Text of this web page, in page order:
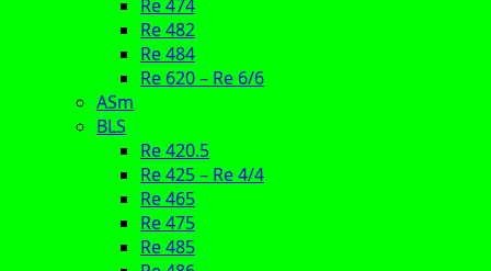
Re 474
Re 482
Re 484
Re 620 – Re 6/6
ASm
BLS
Re 420.5
Re 425 – Re 4/4
Re 465
Re 475
Re 485